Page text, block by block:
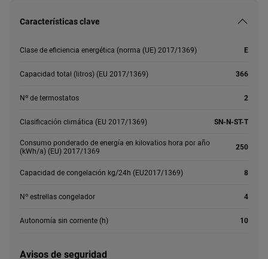
Características clave
Clase de eficiencia energética (norma (UE) 2017/1369) E
Capacidad total (litros) (EU 2017/1369) 366
Nº de termostatos 2
Clasificación climática (EU 2017/1369) SN-N-ST-T
Consumo ponderado de energía en kilovatios hora por año
(kWh/a) (EU) 2017/1369
250
Capacidad de congelación kg/24h (EU2017/1369) 8
Nº estrellas congelador 4
Autonomía sin corriente (h) 10
Avisos de seguridad